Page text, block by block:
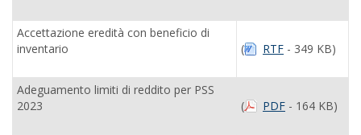
Accettazione eredità con beneficio di
inventario
( RTF - 349 KB)
Adeguamento limiti di reddito per PSS
2023
( PDF - 164 KB)